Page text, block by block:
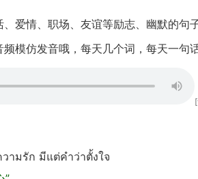
爱情、职场、友谊等励志、幽默的句
模仿发音哦，每天几个词，每天一句
ามรัก มีแต่คำว่าตั้งใจ